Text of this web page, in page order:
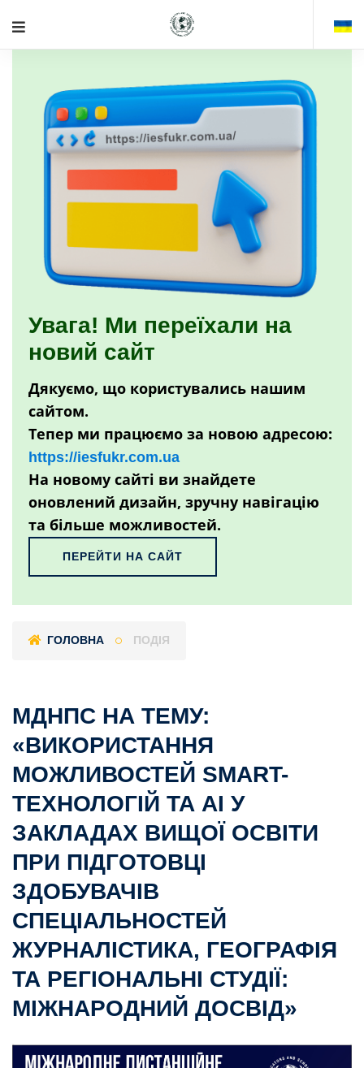
Увага! Ми переїхали на
новий сайт
Дякуємо, що користувались нашим
сайтом.
Тепер ми працюємо за новою адресою:
https://iesfukr.com.ua
На новому сайті ви знайдете
оновлений дизайн, зручну навігацію
та більше можливостей.
ПЕРЕЙТИ НА САЙТ
ГОЛОВНА ПОДІЯ
МДНПС НА ТЕМУ:
«ВИКОРИСТАННЯ
МОЖЛИВОСТЕЙ SMART-
ТЕХНОЛОГІЙ ТА AI У
ЗАКЛАДАХ ВИЩОЇ ОСВІТИ
ПРИ ПІДГОТОВЦІ
ЗДОБУВАЧІВ
СПЕЦІАЛЬНОСТЕЙ
ЖУРНАЛІСТИКА, ГЕОГРАФІЯ
ТА РЕГІОНАЛЬНІ СТУДІЇ:
МІЖНАРОДНИЙ ДОСВІД»